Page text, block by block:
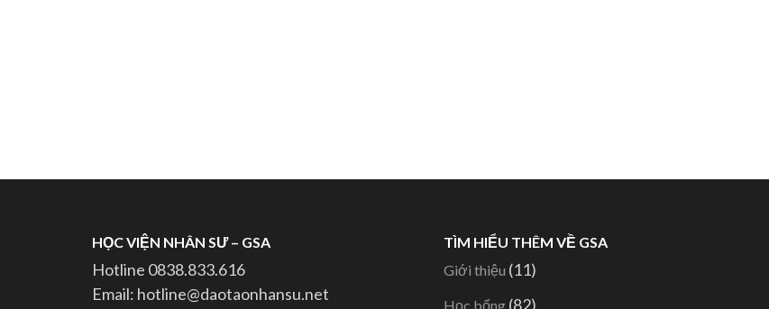
HỌC VIỆN NHÂN SƯ – GSA
Hotline 0838.833.616
Email: hotline@daotaonhansu.net
TÌM HIỂU THÊM VỀ GSA
Giới thiệu (11)
Học bổng(82)